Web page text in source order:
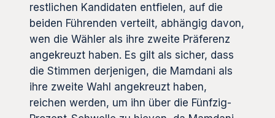
restlichen Kandidaten entfielen, auf die
beiden Führenden verteilt, abhängig davon,
wen die Wähler als ihre zweite Präferenz
angekreuzt haben. Es gilt als sicher, dass
die Stimmen derjenigen, die Mamdani als
ihre zweite Wahl angekreuzt haben,
reichen werden, um ihn über die Fünfzig-